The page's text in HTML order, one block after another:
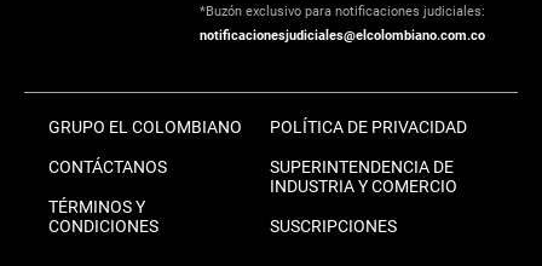
*Buzón exclusivo para notificaciones judiciales:
notificacionesjudiciales@elcolombiano.com.co
GRUPO EL COLOMBIANO
CONTÁCTANOS
TÉRMINOS Y
CONDICIONES
POLÍTICA DE PRIVACIDAD
SUPERINTENDENCIA DE
INDUSTRIA Y COMERCIO
SUSCRIPCIONES